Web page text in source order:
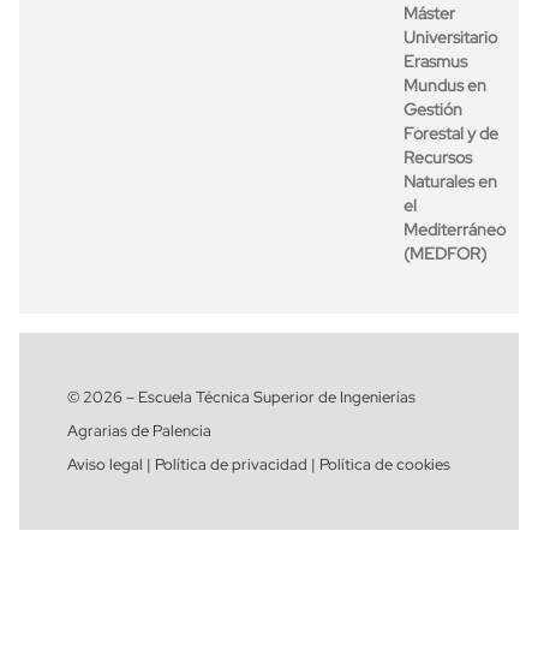
Máster
Universitario
Erasmus
Mundus en
Gestión
Forestal y de
Recursos
Naturales en
el
Mediterráneo
(MEDFOR)
© 2026 – Escuela Técnica Superior de Ingenierías
Agrarias de Palencia
Aviso legal | Política de privacidad | Política de cookies